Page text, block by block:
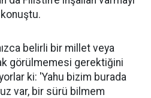
belirli bir millet veya
görülmemesi gerektiğini
ki: 'Yahu bizim burada
var, bir sürü bilmem